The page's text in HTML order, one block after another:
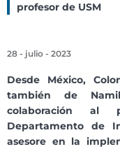
profesor de USM
28 - julio - 2023
Desde México,
también de
colaboración al
Departamento de
asesore en la